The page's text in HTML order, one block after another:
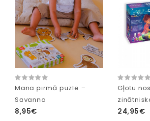
Mana pirmā puzle –
Savanna
8,95€
Gļotu
24,95€